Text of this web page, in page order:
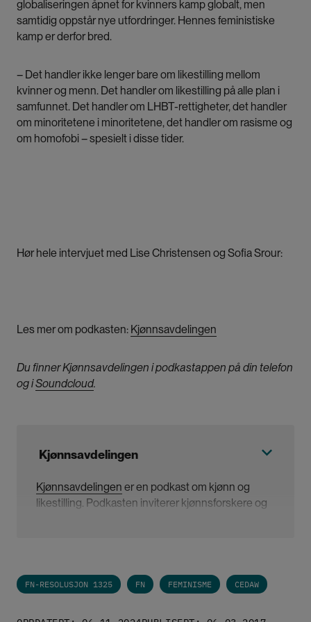
globaliseringen åpnet for kvinners kamp globalt, men
samtidig oppstår nye utfordringer. Hennes feministiske
kamp er derfor bred.
– Det handler ikke lenger bare om likestilling mellom
kvinner og menn. Det handler om likestilling på alle plan i
samfunnet. Det handler om LHBT-rettigheter, det handler
om minoritetene i minoritetene, det handler om rasisme og
om homofobi – spesielt i disse tider.
Hør hele intervjuet med Lise Christensen og Sofia Srour:
Les mer om podkasten: Kjønnsavdelingen
Du finner Kjønnsavdelingen i podkastappen på din telefon
og iSoundcloud.
Kjønnsavdelingen
Kjønnsavdelingen er en podkast om kjønn og
likestilling. Podkasten inviterer kjønnsforskere og
Episodene fra våren 2017 ble produsert
i samarbeid mellom Kilden kjønnsforskning.no og
FN-RESOLUSJON 1325 FN FEMINISME CEDAW